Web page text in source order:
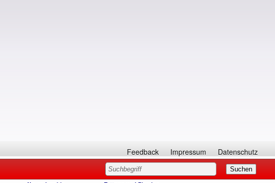
Feedback Impressum Datenschutz